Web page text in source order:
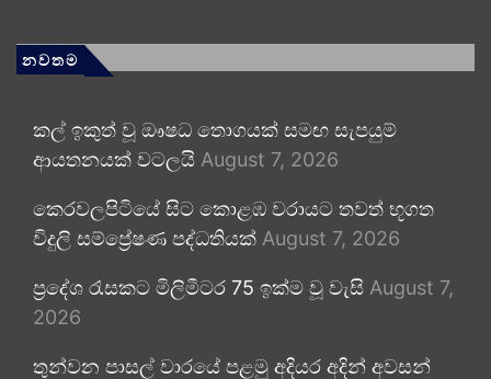
නවතම
කල් ඉකුත් වූ ඖෂධ තොගයක් සමඟ සැපයුම්
ආයතනයක් වටලයි August 7, 2026
කෙරවලපිටියේ සිට කොළඹ වරායට තවත් භූගත
විදුලි සම්ප්‍රේෂණ පද්ධතියක් August 7, 2026
ප්‍රදේශ රැසකට මිලිමීටර 75 ඉක්ම වූ වැසි August 7,
2026
තුන්වන පාසල් වාරයේ පළමු අදියර අදින් අවසන්